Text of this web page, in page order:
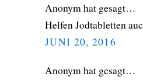
Anonym hat gesagt…
Helfen Jodtabletten
JUNI 20, 2016
Anonym hat gesagt…